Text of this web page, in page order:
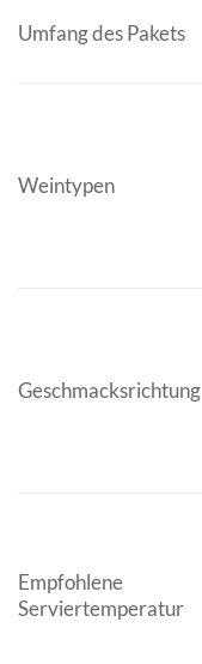
Umfang des Pakets
Weintypen
Geschmacksrichtung
Empfohlene
Serviertemperatur